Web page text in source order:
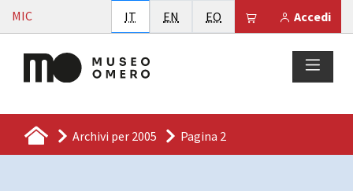
Vai al contenuto
MIC Accedi
Il tuo carrello è
IT Italiano
EN English
EO Esperanto
Archivi per 2005 Pagina 2